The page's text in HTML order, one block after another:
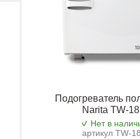
Подогреватель
Narita TW-
Нет в
артикул TW-